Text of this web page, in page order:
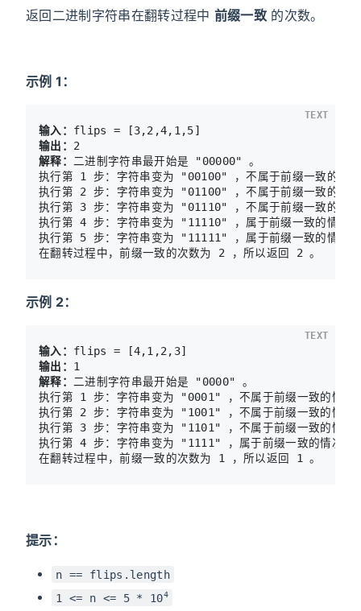
返回二进制字符串在翻转过程中 前缀一致 的次数。
示例 1：
输入：
输出：
解释：
二进制字符串最开始是 "00000" 。
执行第 1 步：字符串变为 "00100" ，不属于前缀一致的情
执行第 2 步：字符串变为 "01100" ，不属于前缀一致的情
执行第 3 步：字符串变为 "01110" ，不属于前缀一致的情
执行第 4 步：字符串变为 "11110" ，属于前缀一致的情况。
执行第 5 步：字符串变为 "11111" ，属于前缀一致的情况。
TEXT
示例 2：
输入：
输出：
解释：
二进制字符串最开始是 "0000" 。
执行第 1 步：字符串变为 "0001" ，不属于前缀一致的情况
执行第 2 步：字符串变为 "1001" ，不属于前缀一致的情况
执行第 3 步：字符串变为 "1101" ，不属于前缀一致的情况
执行第 4 步：字符串变为 "1111" ，属于前缀一致的情况。
在翻转过程中，前缀一致的次数为 1 ，所以返回 1 。
TEXT
提示：
n == flips.length
1 <= n <= 5 * 104